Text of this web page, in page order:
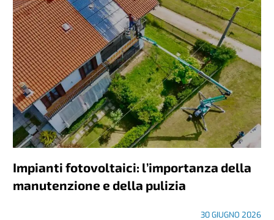
Impianti fotovoltaici: l’importanza della
manutenzione e della pulizia
30 GIUGNO 2026